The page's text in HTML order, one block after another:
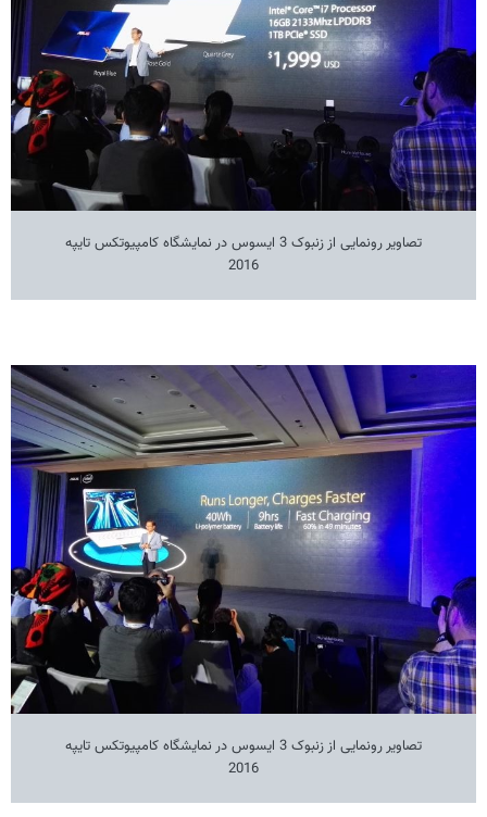
تصاویر رونمایی از زنبوک 3 ایسوس در نمایشگاه کامپیوتکس تایپه
2016
تصاویر رونمایی از زنبوک 3 ایسوس در نمایشگاه کامپیوتکس تایپه
2016